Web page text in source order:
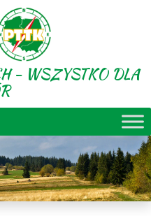
- WSZYSTKO DLA